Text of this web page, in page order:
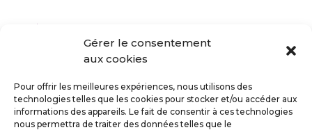
Gérer le consentement
aux cookies
Pour offrir les meilleures expériences, nous utilisons des
technologies telles que les cookies pour stocker et/ou accéder aux
informations des appareils. Le fait de consentir à ces technologies
nous permettra de traiter des données telles que le
<li>Aucun évènement à cet emplacement</li>